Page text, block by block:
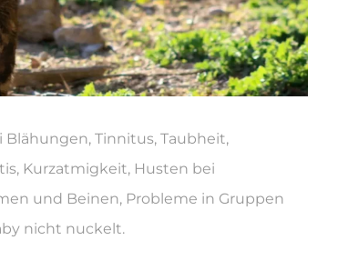
Tinnitus, Taubheit,
Kurzatmigkeit, Husten bei
und Beinen, Probleme in Gruppen
nicht nuckelt.